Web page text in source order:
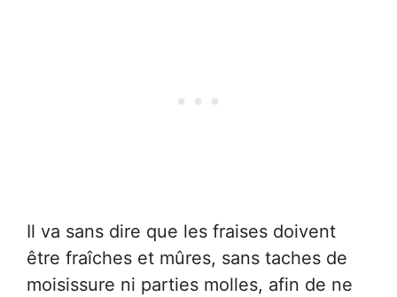
Il va sans dire que les fraises doivent
être fraîches et mûres, sans taches de
moisissure ni parties molles, afin de ne